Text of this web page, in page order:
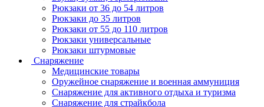
Рюкзаки от 36 до 54 литров
Рюкзаки до 35 литров
Рюкзаки от 55 до 110 литров
Рюкзаки универсальные
Рюкзаки штурмовые
Снаряжение
Медицинские товары
Оружейное снаряжение и военная аммуниция
Снаряжение для активного отдыха и туризма
Снаряжение для страйкбола